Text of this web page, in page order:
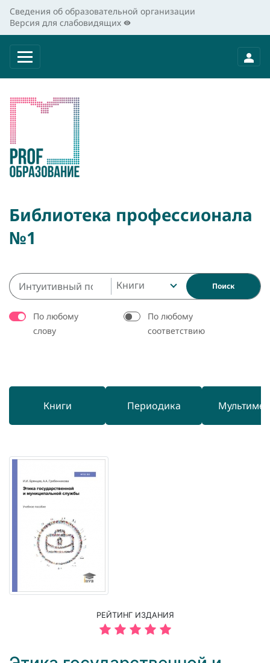
Сведения об образовательной организации
Версия для слабовидящих
Библиотека профессионала
№1
Книги Поиск
По любому
слову
По любому
соответствию
Книги Периодика
РЕЙТИНГ ИЗДАНИЯ